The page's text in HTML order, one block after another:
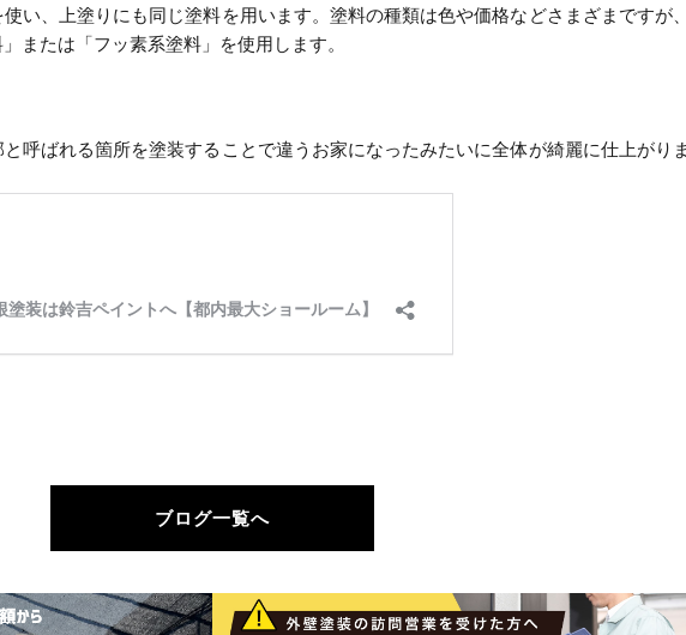
い、上塗りにも同じ塗料を用います。塗料の種類は色や価格などさまざまですが
または「フッ素系塗料」を使用します。
呼ばれる箇所を塗装することで違うお家になったみたいに全体が綺麗に仕上がり
ブログ一覧へ